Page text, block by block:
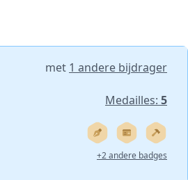
met 1 andere bijdrager
Medailles: 5
+2 andere badges